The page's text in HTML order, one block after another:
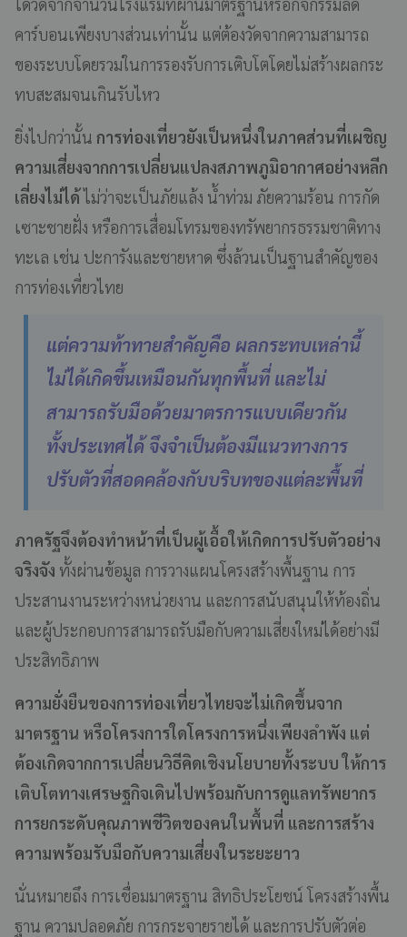
คาร์บอนเพียงบางส่วนเท่านั้น แต่ต้องวัดจากความสามารถ
ของระบบโดยรวมในการรองรับการเติบโตโดยไม่สร้างผลกระ
ทบสะสมจนเกินรับไหว
ยิ่งไปกว่านั้น การท่องเที่ยวยังเป็นหนึ่งในภาคส่วนที่เผชิญ
ความเสี่ยงจากการเปลี่ยนแปลงสภาพภูมิอากาศอย่างหลีก
เลี่ยงไม่ได้ไม่ว่าจะเป็นภัยแล้ง น้ำท่วม ภัยความร้อน การกัด
เซาะชายฝั่ง หรือการเสื่อมโทรมของทรัพยากรธรรมชาติทาง
ทะเล เช่น ปะการังและชายหาด ซึ่งล้วนเป็นฐานสำคัญของ
การท่องเที่ยวไทย
แต่ความท้าทายสำคัญคือ ผลกระทบเหล่านี้
ไม่ได้เกิดขึ้นเหมือนกันทุกพื้นที่ และไม่
สามารถรับมือด้วยมาตรการแบบเดียวกัน
ทั้งประเทศได้ จึงจำเป็นต้องมีแนวทางการ
ปรับตัวที่สอดคล้องกับบริบทของแต่ละพื้นที่
ภาครัฐจึงต้องทำหน้าที่เป็นผู้เอื้อให้เกิดการปรับตัวอย่าง
จริงจัง ทั้งผ่านข้อมูล การวางแผนโครงสร้างพื้นฐาน การ
ประสานงานระหว่างหน่วยงาน และการสนับสนุนให้ท้องถิ่น
และผู้ประกอบการสามารถรับมือกับความเสี่ยงใหม่ได้อย่างมี
ประสิทธิภาพ
ความยั่งยืนของการท่องเที่ยวไทยจะไม่เกิดขึ้นจาก
มาตรฐาน หรือโครงการใดโครงการหนึ่งเพียงลำพัง แต่
ต้องเกิดจากการเปลี่ยนวิธีคิดเชิงนโยบายทั้งระบบ ให้การ
เติบโตทางเศรษฐกิจเดินไปพร้อมกับการดูแลทรัพยากร
การยกระดับคุณภาพชีวิตของคนในพื้นที่ และการสร้าง
ความพร้อมรับมือกับความเสี่ยงในระยะยาว
นั่นหมายถึง การเชื่อมมาตรฐาน สิทธิประโยชน์ โครงสร้างพื้น
ฐาน ความปลอดภัย การกระจายรายได้ และการปรับตัวต่อ